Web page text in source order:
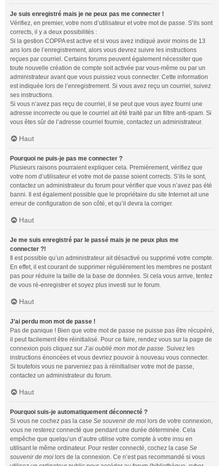
Je suis enregistré mais je ne peux pas me connecter !
Vérifiez, en premier, votre nom d’utilisateur et votre mot de passe. S’ils sont
corrects, il y a deux possibilités :
Si la gestion COPPA est active et si vous avez indiqué avoir moins de 13
ans lors de l’enregistrement, alors vous devrez suivre les instructions
reçues par courriel. Certains forums peuvent également nécessiter que
toute nouvelle création de compte soit activée par vous-même ou par un
administrateur avant que vous puissiez vous connecter. Cette information
est indiquée lors de l’enregistrement. Si vous avez reçu un courriel, suivez
ses instructions.
Si vous n’avez pas reçu de courriel, il se peut que vous ayez fourni une
adresse incorrecte ou que le courriel ait été traité par un filtre anti-spam. Si
vous êtes sûr de l’adresse courriel fournie, contactez un administrateur.
Haut
Pourquoi ne puis-je pas me connecter ?
Plusieurs raisons pourraient expliquer cela. Premièrement, vérifiez que
votre nom d’utilisateur et votre mot de passe soient corrects. S’ils le sont,
contactez un administrateur du forum pour vérifier que vous n’avez pas été
banni. Il est également possible que le propriétaire du site Internet ait une
erreur de configuration de son côté, et qu’il devra la corriger.
Haut
Je me suis enregistré par le passé mais je ne peux plus me
connecter ?!
Il est possible qu’un administrateur ait désactivé ou supprimé votre compte.
En effet, il est courant de supprimer régulièrement les membres ne postant
pas pour réduire la taille de la base de données. Si cela vous arrive, tentez
de vous ré-enregistrer et soyez plus investi sur le forum.
Haut
J’ai perdu mon mot de passe !
Pas de panique ! Bien que votre mot de passe ne puisse pas être récupéré,
il peut facilement être réinitialisé. Pour ce faire, rendez vous sur la page de
connexion puis cliquez sur J’ai oublié mon mot de passe. Suivez les
instructions énoncées et vous devriez pouvoir à nouveau vous connecter.
Si toutefois vous ne parveniez pas à réinitialiser votre mot de passe,
contactez un administrateur du forum.
Haut
Pourquoi suis-je automatiquement déconnecté ?
Si vous ne cochez pas la case Se souvenir de moi lors de votre connexion,
vous ne resterez connecté que pendant une durée déterminée. Cela
empêche que quelqu’un d’autre utilise votre compte à votre insu en
utilisant le même ordinateur. Pour rester connecté, cochez la case Se
souvenir de moi lors de la connexion. Ce n’est pas recommandé si vous